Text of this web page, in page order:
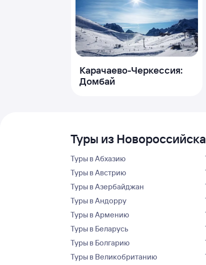
Карачаево-Черкессия:
Домбай
Туры из
Туры в Абхазию
Туры в Австрию
Туры в Азербайджан
Туры в Андорру
Туры в Армению
Туры в Беларусь
Туры в Болгарию
Туры в Великобританию